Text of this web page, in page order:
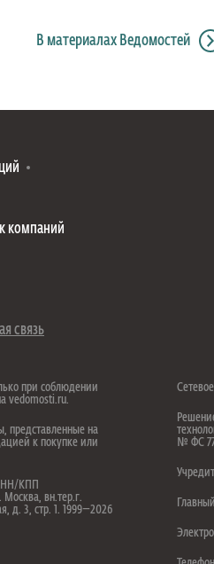
В материалах Ведомостей
компаний
связь
при соблюдении
vedomosti.ru.
представленные на
к покупке или
КПП
Москва, вн.тер.г.
д. 3, стр. 1. 1999—2026
№ ФС